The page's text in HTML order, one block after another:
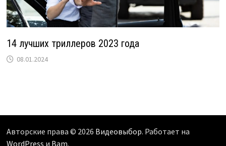
14 лучших триллеров 2023 года
08.01.2024
Авторские права © 2026 Видеовыбор. Работает на
WordPress и Bam.